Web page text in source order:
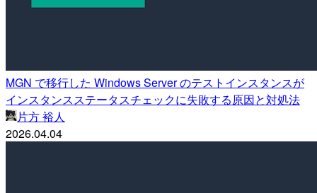
MGN で移行した Windows Server のテストインスタンスが
インスタンスステータスチェックに失敗する原因と対処法
片方 裕人
2026.04.04